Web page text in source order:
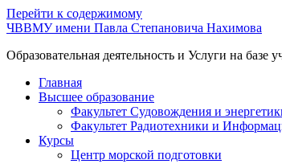
Перейти к содержимому
ЧВВМУ имени Павла Степановича Нахимова
Образовательная деятельность и Услуги на
Главная
Высшее образование
Факультет Судовождения и
Факультет Радиотехники и
Курсы
Центр морской подготовки